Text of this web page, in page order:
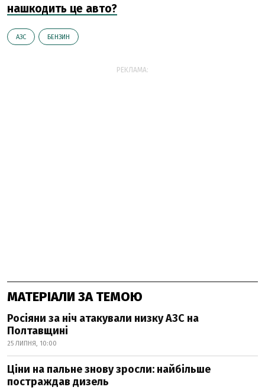
нашкодить це авто?
АЗС БЕНЗИН
РЕКЛАМА:
МАТЕРІАЛИ ЗА ТЕМОЮ
Росіяни за ніч атакували низку АЗС на
Полтавщині
25 ЛИПНЯ, 10:00
Ціни на пальне знову зросли: найбільше
постраждав дизель